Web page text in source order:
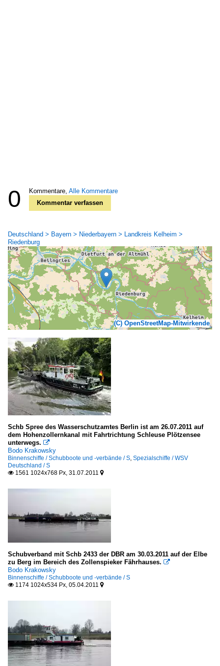
0 Kommentare, Alle Kommentare
Kommentar verfassen
Deutschland > Bayern > Niederbayern > Landkreis Kelheim >
Riedenburg
(C) OpenStreetMap-Mitwirkende
Schb Spree des Wasserschutzamtes Berlin ist am 26.07.2011 auf
dem Hohenzollernkanal mit Fahrtrichtung Schleuse Plötzensee
unterwegs. 
Bodo Krakowsky
Binnenschiffe / Schubboote und -verbände / S, Spezialschiffe / WSV
Deutschland / S
 1561 1024x768 Px, 31.07.2011 
Schubverband mit Schb 2433 der DBR am 30.03.2011 auf der Elbe
zu Berg im Bereich des Zollenspieker Fährhauses. 
Bodo Krakowsky
Binnenschiffe / Schubboote und -verbände / S
 1174 1024x534 Px, 05.04.2011 